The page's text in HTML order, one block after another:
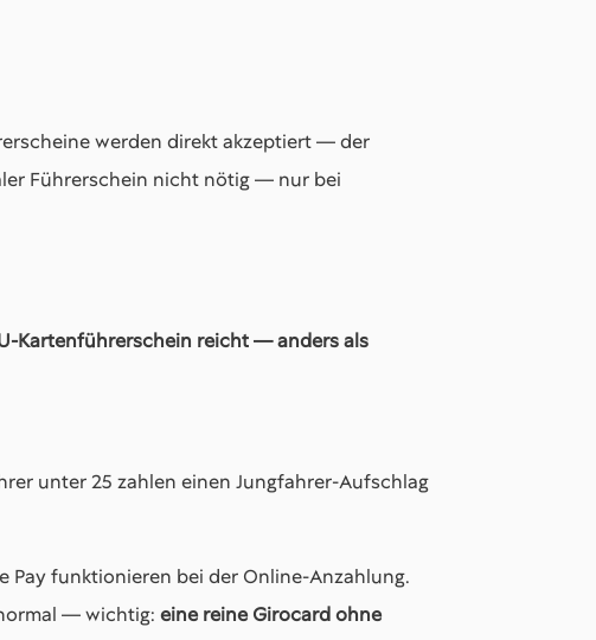
werden direkt akzeptiert — der
Führerschein nicht nötig — nur bei
Kartenführerschein reicht — anders als
unter 25 zahlen einen Jungfahrer-Aufschlag
Pay funktionieren bei der Online-Anzahlung.
— wichtig: eine reine Girocard ohne